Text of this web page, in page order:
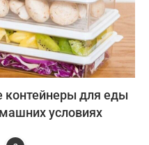
контейнеры для еды
условиях